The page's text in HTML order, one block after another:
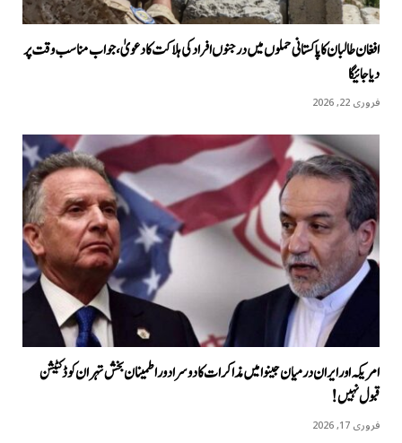
افغان طالبان کا پاکستانی حملوں میں درجنوں افراد کی ہلاکت کا دعویٰ، جواب مناسب وقت پر
دیا جائیگا
فروری 22, 2026
امریکہ اور ایران درمیان جینوا میں مذاکرات کا دوسرا دور اطمینان بخش تہران کو ڈکٹیشن
قبول نہیں!
فروری 17, 2026